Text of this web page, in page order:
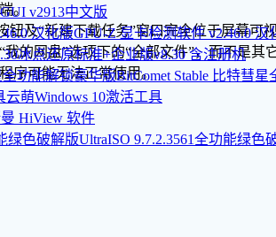
。
钮及“新建下载任务”窗口完全位于屏幕可视
的网盘”选项下的“全部文件”，而不是其
序可能无法正常使用。
v2913中文版
GPU-Z 显卡检测软件 v2.46.0 汉
冰点还原标准+企业版v8.30含注册机
BitComet Stable 比特彗
云萌Windows 10激活工具
HiView 软件
UltraISO 9.7.2.3561全功能绿色